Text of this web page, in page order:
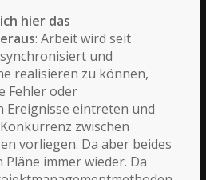
hier das
: Arbeit wird seit
und
realisieren zu können,
Fehler oder
Ereignisse eintreten und
zwischen
vorliegen. Da aber beides
immer wieder. Da